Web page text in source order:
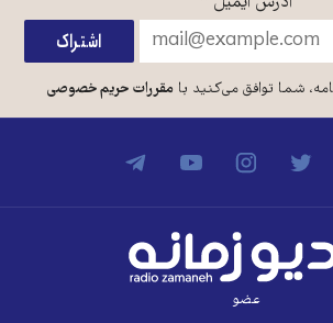
شما توافق می‌کنید بامقررات حریم خصوصی
عضو